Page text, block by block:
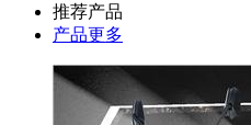
推荐产品
产品更多